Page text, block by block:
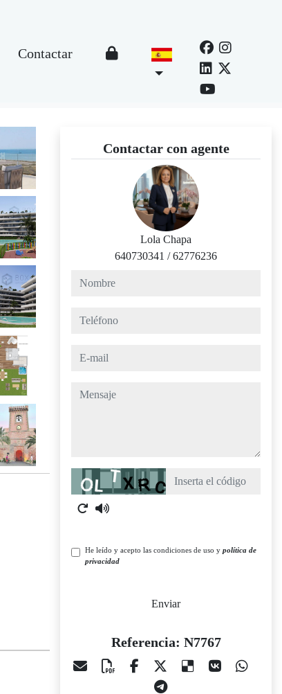
Contactar
Contactar con agente
Lola Chapa
640730341 /62776236
nombre
teléfono
e-mail
mensaje
Captcha
He leído y acepto las condiciones de uso y política de
privacidad
Enviar
Referencia: N7767